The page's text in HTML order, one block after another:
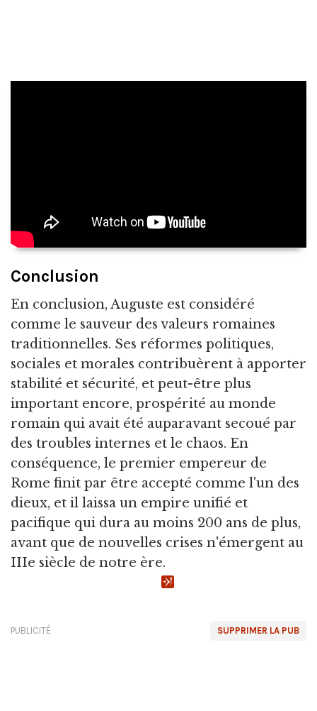
Conclusion
En conclusion, Auguste est considéré
comme le sauveur des valeurs romaines
traditionnelles. Ses réformes politiques,
sociales et morales contribuèrent à apporter
stabilité et sécurité, et peut-être plus
important encore, prospérité au monde
romain qui avait été auparavant secoué par
des troubles internes et le chaos. En
conséquence, le premier empereur de
Rome finit par être accepté comme l'un des
dieux, et il laissa un empire unifié et
pacifique qui dura au moins 200 ans de plus,
avant que de nouvelles crises n'émergent au
IIIe siècle de notre ère.
SUPPRIMER LA PUB
PUBLICITÉ